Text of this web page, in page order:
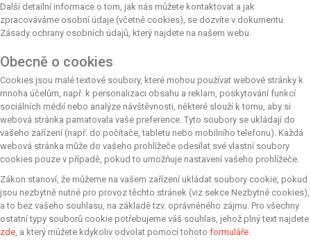
Další detailní informace o tom, jak nás můžete kontaktovat a jak
zpracováváme osobní údaje (včetně cookies), se dozvíte v dokumentu
Zásady ochrany osobních údajů, který najdete na našem webu.
Obecně o cookies
Cookies jsou malé textové soubory, které mohou používat webové stránky k
mnoha účelům, např. k personalizaci obsahu a reklam, poskytování funkcí
sociálních médií nebo analýze návštěvnosti, některé slouží k tomu, aby si
webová stránka pamatovala vaše preference. Tyto soubory se ukládají do
vašeho zařízení (např. do počítače, tabletu nebo mobilního telefonu). Každá
webová stránka může do vašeho prohlížeče odesílat své vlastní soubory
cookies pouze v případě, pokud to umožňuje nastavení vašeho prohlížeče.
Zákon stanoví, že můžeme na vašem zařízení ukládat soubory cookie, pokud
jsou nezbytně nutné pro provoz těchto stránek (viz sekce Nezbytné cookies),
a to bez vašeho souhlasu, na základě tzv. oprávněného zájmu. Pro všechny
ostatní typy souborů cookie potřebujeme váš souhlas, jehož plný text najdete
zde , a který můžete kdykoliv odvolat pomocí tohoto formuláře